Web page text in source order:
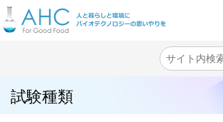
試験種類